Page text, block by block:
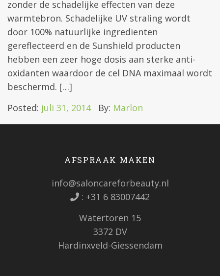
zonder de schadelijke effecten van deze
warmtebron. Schadelijke UV straling wordt
door 100% natuurlijke ingredienten
gereflecteerd en de Sunshield producten
hebben een zeer hoge dosis aan sterke anti-
oxidanten waardoor de cel DNA maximaal wordt
beschermd. […]
Posted: juli 31, 2014 By: Marlon
AFSPRAAK MAKEN
info@saloncareforbeauty.nl
: +31 6 83007442
Watertoren 15
3372 DV
Hardinxveld-Giessendam